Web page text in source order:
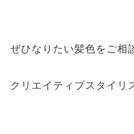
ぜひなりたい髪色をご相
クリエイティブスタイ